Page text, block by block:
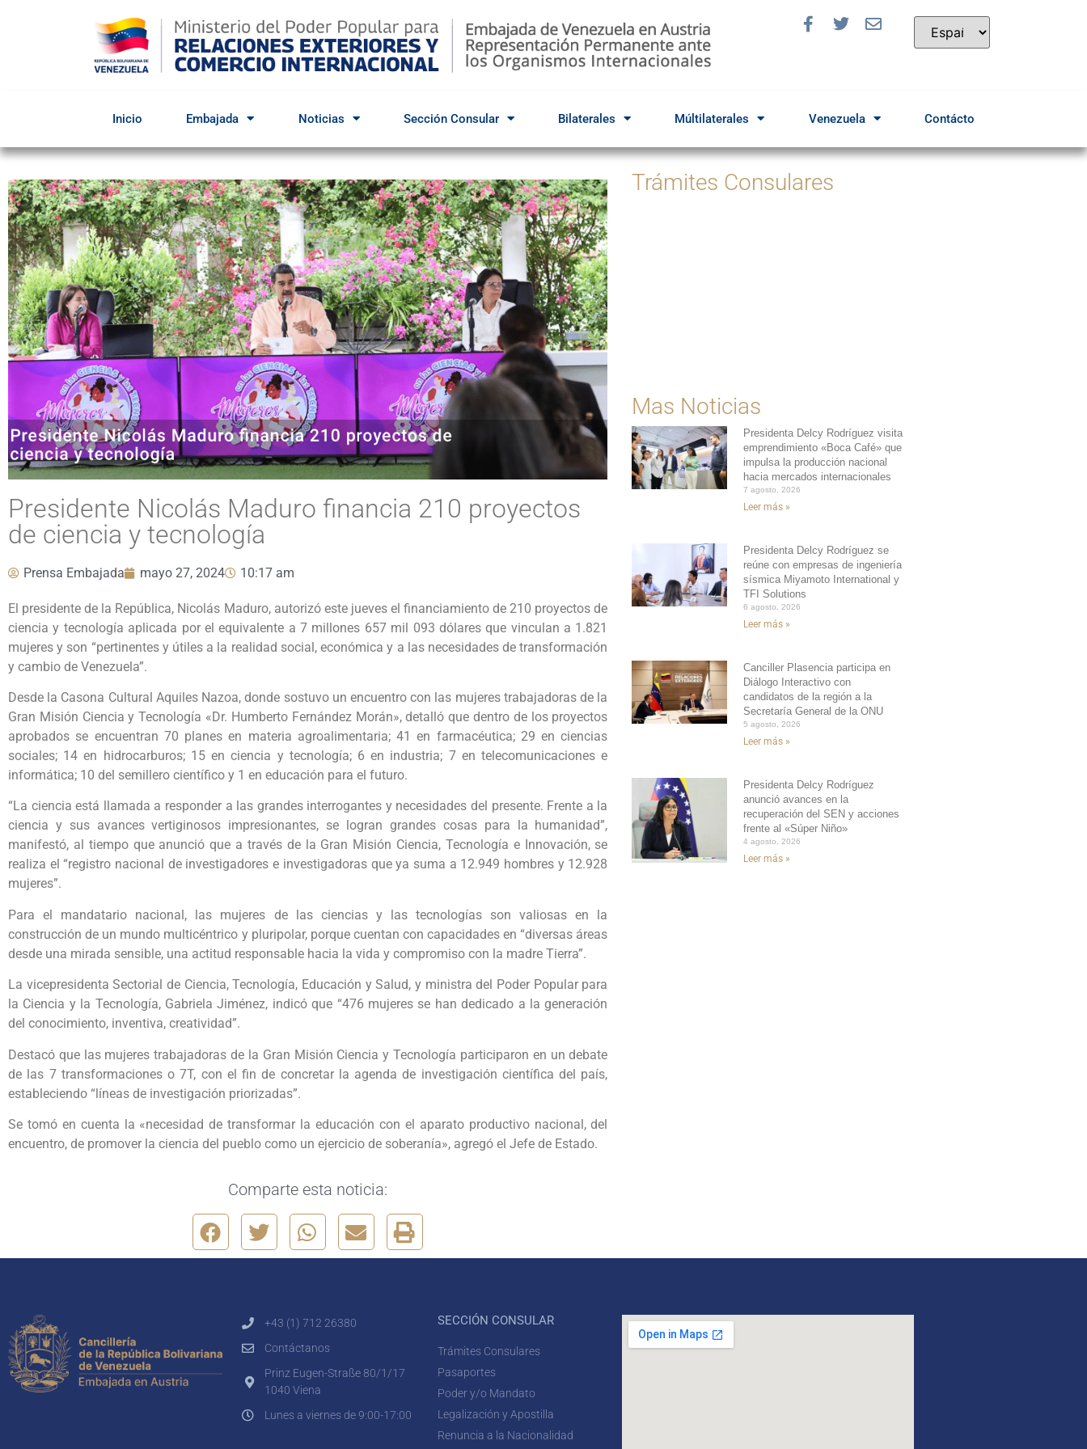
Inicio Embajada Noticias Sección Consular Bilaterales Múltilaterales Venezuela Contácto
Presidente Nicolás Maduro financia 210 proyectos
de ciencia y tecnología
Prensa Embajada mayo 27, 2024 10:17 am
El presidente de la República, Nicolás Maduro, autorizó este jueves el financiamiento de 210 proyectos de
ciencia y tecnología aplicada por el equivalente a 7 millones 657 mil 093 dólares que vinculan a 1.821
mujeres y son “pertinentes y útiles a la realidad social, económica y a las necesidades de transformación
y cambio de Venezuela”.
Desde la Casona Cultural Aquiles Nazoa, donde sostuvo un encuentro con las mujeres trabajadoras de la
Gran Misión Ciencia y Tecnología «Dr. Humberto Fernández Morán», detalló que dentro de los proyectos
aprobados se encuentran 70 planes en materia agroalimentaria; 41 en farmacéutica; 29 en ciencias
sociales; 14 en hidrocarburos; 15 en ciencia y tecnología; 6 en industria; 7 en telecomunicaciones e
informática; 10 del semillero científico y 1 en educación para el futuro.
“La ciencia está llamada a responder a las grandes interrogantes y necesidades del presente. Frente a la
ciencia y sus avances vertiginosos impresionantes, se logran grandes cosas para la humanidad”,
manifestó, al tiempo que anunció que a través de la Gran Misión Ciencia, Tecnología e Innovación, se
realiza el “registro nacional de investigadores e investigadoras que ya suma a 12.949 hombres y 12.928
mujeres”.
Para el mandatario nacional, las mujeres de las ciencias y las tecnologías son valiosas en la
construcción de un mundo multicéntrico y pluripolar, porque cuentan con capacidades en “diversas áreas
desde una mirada sensible, una actitud responsable hacia la vida y compromiso con la madre Tierra”.
La vicepresidenta Sectorial de Ciencia, Tecnología, Educación y Salud, y ministra del Poder Popular para
la Ciencia y la Tecnología, Gabriela Jiménez, indicó que “476 mujeres se han dedicado a la generación
del conocimiento, inventiva, creatividad”.
Destacó que las mujeres trabajadoras de la Gran Misión Ciencia y Tecnología participaron en un debate
de las 7 transformaciones o 7T, con el fin de concretar la agenda de investigación científica del país,
estableciendo “líneas de investigación priorizadas”.
Se tomó en cuenta la «necesidad de transformar la educación con el aparato productivo nacional, del
encuentro, de promover la ciencia del pueblo como un ejercicio de soberanía», agregó el Jefe de Estado.
Comparte esta noticia:
Trámites Consulares
Mas Noticias
Presidenta Delcy Rodríguez visita
emprendimiento «Boca Café» que
impulsa la producción nacional
hacia mercados internacionales
7 agosto, 2026
Leer más »
Presidenta Delcy Rodríguez se
reúne con empresas de ingeniería
sísmica Miyamoto International y
TFI Solutions
6 agosto, 2026
Leer más »
Canciller Plasencia participa en
Diálogo Interactivo con
candidatos de la región a la
Secretaría General de la ONU
5 agosto, 2026
Leer más »
Presidenta Delcy Rodríguez
anunció avances en la
recuperación del SEN y acciones
frente al «Súper Niño»
4 agosto, 2026
Leer más »
+43 (1) 712 26380
Contáctanos
Prinz Eugen-Straße 80/1/17
1040 Viena
Lunes a viernes de 9:00-17:00
SECCIÓN CONSULAR
Trámites Consulares
Pasaportes
Poder y/o Mandato
Legalización y Apostilla
Renuncia a la Nacionalidad